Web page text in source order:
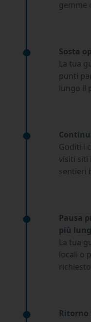
gemme
Sosta
La tua
punti
lungo il
Goditi i
visiti siti
sentieri
Pausa
più
La tua
locali o
Ritorno